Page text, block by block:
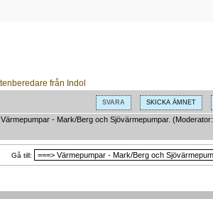
SVARA SKICKA ÄMNET
Värmepumpar - Mark/Berg och Sjövärmepumpar. (Moderator:
Gå till: